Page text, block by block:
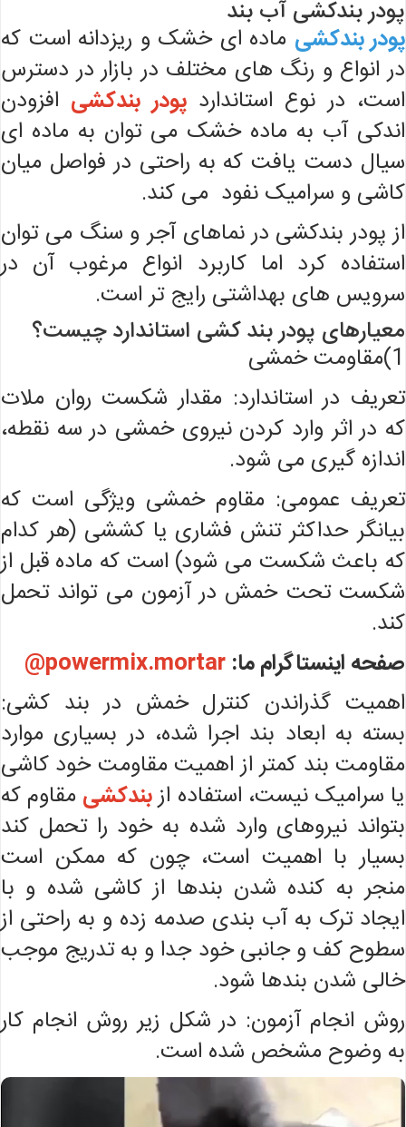
پودر بندکشی آب بند
پودر بندکشی ماده ای خشک و ریزدانه است که
در انواع و رنگ های مختلف در بازار در دسترس
است، در نوع استانداردپودر بندکشی افزودن
اندکی آب به ماده خشک می توان به ماده ‌ای
سیال دست یافت که به راحتی در فواصل میان
کاشی و سرامیک نفود می‌ کند.
از پودر بندکشی در نماهای آجر و سنگ می توان
استفاده کرد اما کاربرد انواع مرغوب آن در
سرویس های بهداشتی رایج تر است.
معیارهای پودر بند کشی استاندارد چیست؟
1)مقاومت خمشی
تعریف در استاندارد: مقدار شکست روان ملات
که در اثر وارد کردن نیروی خمشی در سه نقطه،
اندازه گیری می شود.
تعریف عمومی: مقاوم خمشی ویژگی است که
بیانگر حداکثر تنش فشاری یا کششی (هر کدام
که باعث شکست می ‌شود) است که ماده قبل از
شکست تحت خمش در آزمون می ‌تواند تحمل
کند.
صفحه اینستاگرام ما: powermix.mortar@
اهمیت گذراندن کنترل خمش در بند کشی:
بسته به ابعاد بند اجرا شده، در بسیاری موارد
مقاومت بند کمتر از اهمیت مقاومت خود کاشی
یا سرامیک نیست، استفاده ازبندکشی مقاوم که
بتواند نیروهای وارد شده به خود را تحمل کند
بسیار با اهمیت است، چون که ممکن است
منجر به کنده شدن بندها از کاشی شده و با
ایجاد ترک به آب بندی صدمه زده و به راحتی از
سطوح کف و جانبی خود جدا و به تدریج موجب
خالی شدن بندها شود.
روش انجام آزمون: در شکل زیر روش انجام کار
به وضوح مشخص شده است.